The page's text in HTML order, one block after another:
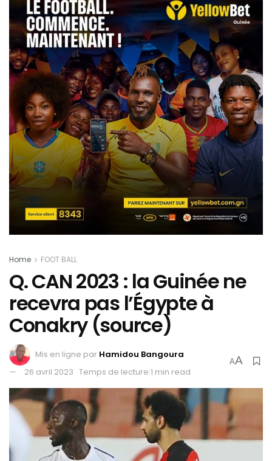
Home FOOT BALL
Q. CAN 2023 : la Guinée ne
recevra pas l’Égypte à
Conakry (source)
Mis en ligne par Hamidou Bangoura
26 avril 2023 Temps de lecture:1 min read
AA